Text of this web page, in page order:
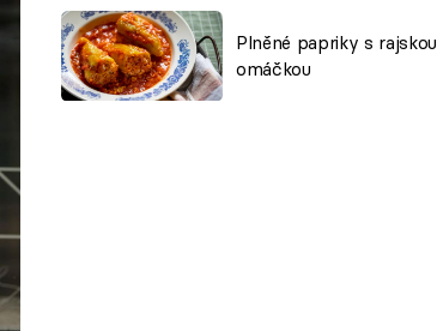
Plněné papriky s rajskou
omáčkou